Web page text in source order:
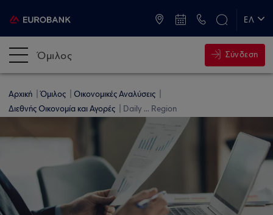
ΕΛ
Όμιλος Σύνδεση
Αρχική Όμιλος
Οικονομικές Αναλύσεις
Διεθνής Οικονομία και Αγορές
Daily ... Region